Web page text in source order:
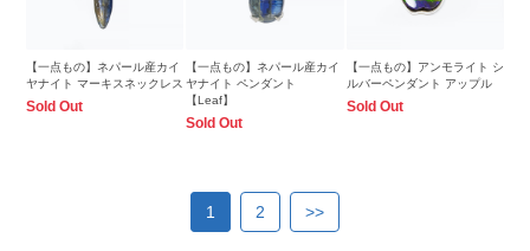
【一点もの】ネパール産カイ
ヤナイト マーキスネックレス
Sold Out
【一点もの】ネパール産カイ
ヤナイト ペンダント
【Leaf】
Sold Out
【一点もの】アンモライト シ
ルバーペンダント アップル
Sold Out
1 2 >>